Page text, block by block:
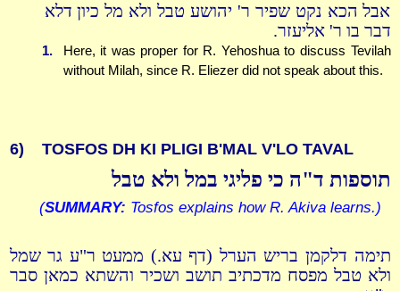
אבל הכא נקט שפיר ר' יהושע טבל ולא מל כיון דלא
דבר בו ר' אליעזר.
1.
Here, it was proper for R. Yehoshua to discuss Tevilah
without Milah, since R. Eliezer did not speak about this.
6) TOSFOS DH KI PLIGI B'MAL V'LO TAVAL
תוספות ד"ה כי פליגי במל ולא טבל
(SUMMARY: Tosfos explains how R. Akiva learns.)
תימה דלקמן בריש הערל (דף עא.) ממעט ר"ע גר שמל
ולא טבל מפסח מדכתיב תושב ושכיר והשתא כמאן סבר